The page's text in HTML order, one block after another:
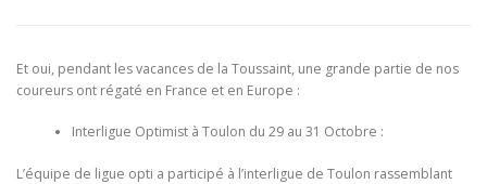
REGATES ALBUMS PHOTO
PLANNING DES COURS REVUES DE PRESSE
Et oui, pendant les vacances de la Toussaint, une grande partie de nos
coureurs ont régaté en France et en Europe :
Interligue Optimist à Toulon du 29 au 31 Octobre :
L’équipe de ligue opti a participé à l’interligue de Toulon rassemblant